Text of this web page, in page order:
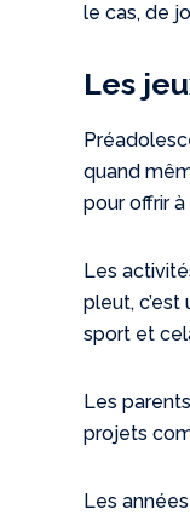
le cas, de
Les
quand
pour offrir
Les
pleut,
sport et
Les
projets
Les